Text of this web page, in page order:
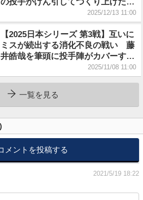
の投手がけん引してつくり上げた87
2025/12/13 11:00
【2025日本シリーズ 第3戦】互いに
ミスが続出する消化不良の戦い 藤
井皓哉を筆頭に投手陣がカバーする
2025/11/08 11:00
一覧を見る
メントを投稿する
2021/5/19 18:22